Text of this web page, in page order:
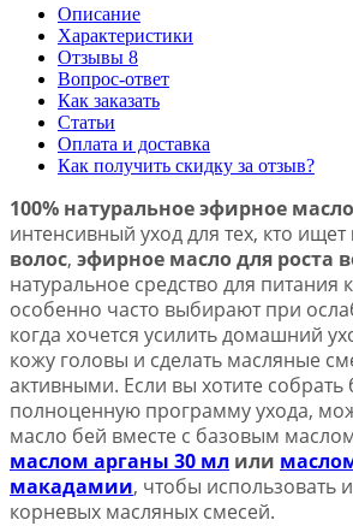
Описание
Характеристики
Отзывы 8
Вопрос-ответ
Как заказать
Статьи
Оплата и доставка
Как получить скидку за отзыв?
100% натуральное эфирное
интенсивный уход для тех, кто ищет
волос, эфирное масло для роста
натуральное средство для питания
особенно часто выбирают при
когда хочется усилить домашний
кожу головы и сделать масляные
активными. Если вы хотите собрать
полноценную программу ухода,
масло бей вместе с базовым
маслом арганы 30 мл или
макадамии, чтобы использовать
корневых масляных смесей.